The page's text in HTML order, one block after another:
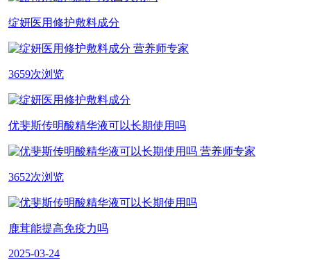
绽妍医用修护敷料成分
营养师专家
3659次浏览
优斐斯传明酸精华液可以长期使用吗
营养师专家
3652次浏览
鹿茸能提高免疫力吗
2025-03-24